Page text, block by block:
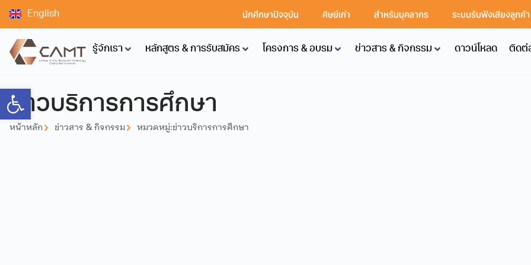
Open toolbar
English นักศึกษาปัจจุบัน ศิษย์เก่า สำหรับบุคลากร ระบบรับฟังเสียงลูกค้า
รู้จักเรา หลักสูตร & การรับสมัคร โครงการ & อบรม ข่าวสาร & กิจกรรม ดาวน์โหลด ติดต่
ข่าวบริการการศึกษา
หน้าหลัก ข่าวสาร & กิจกรรม หมวดหมู่:ข่าวบริการการศึกษา